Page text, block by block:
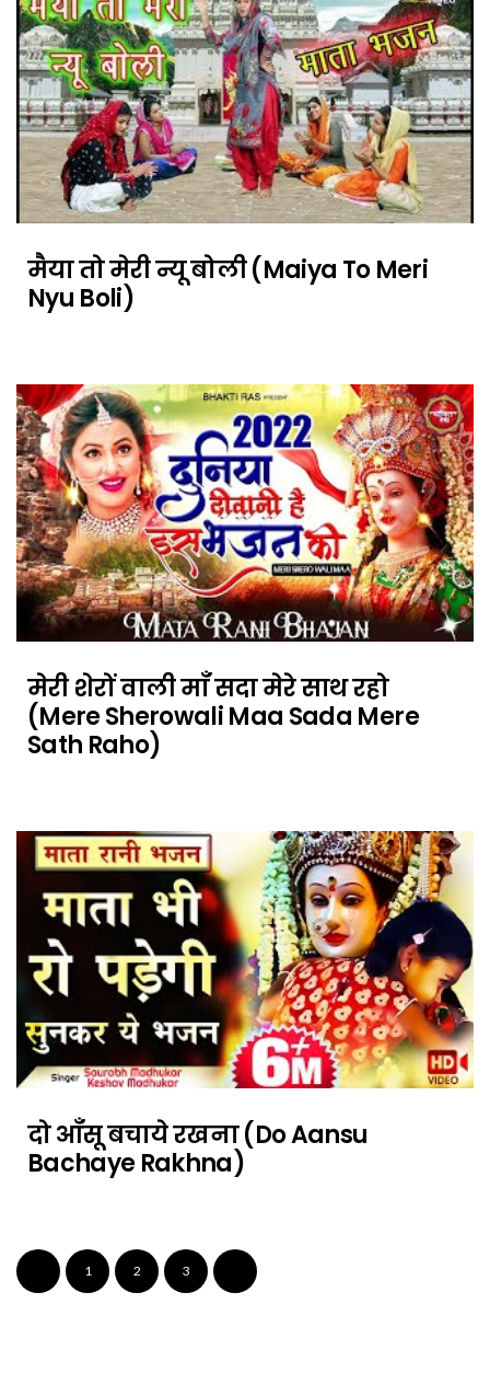
मैया तो मेरी न्यू बोली (Maiya To Meri
Nyu Boli)
मेरी शेरों वाली माँ सदा मेरे साथ रहो
(Mere Sherowali Maa Sada Mere
Sath Raho)
दो आँसू बचाये रखना (Do Aansu
Bachaye Rakhna)
1 2 3